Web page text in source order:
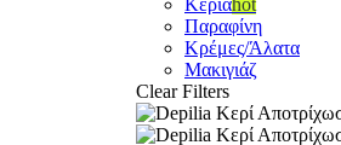
Κεριάhot
Παραφίνη
Κρέμες/Άλατα
Μακιγιάζ
Clear Filters